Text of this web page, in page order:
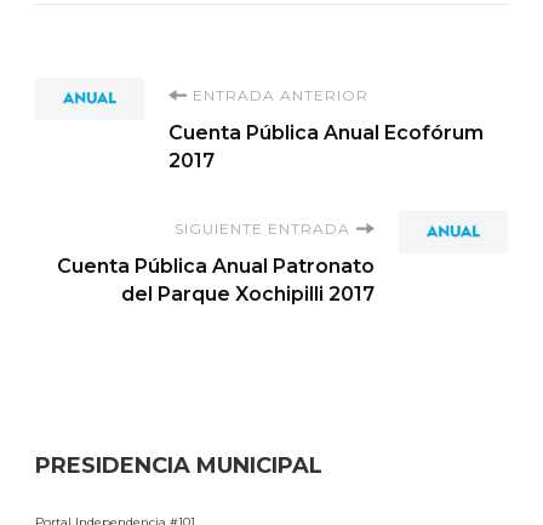
Navegación
entradas
ENTRADA ANTERIOR
Cuenta Pública Anual Ecofórum
2017
SIGUIENTE ENTRADA
Cuenta Pública Anual Patronato
del Parque Xochipilli 2017
PRESIDENCIA MUNICIPAL
Portal Independencia #101